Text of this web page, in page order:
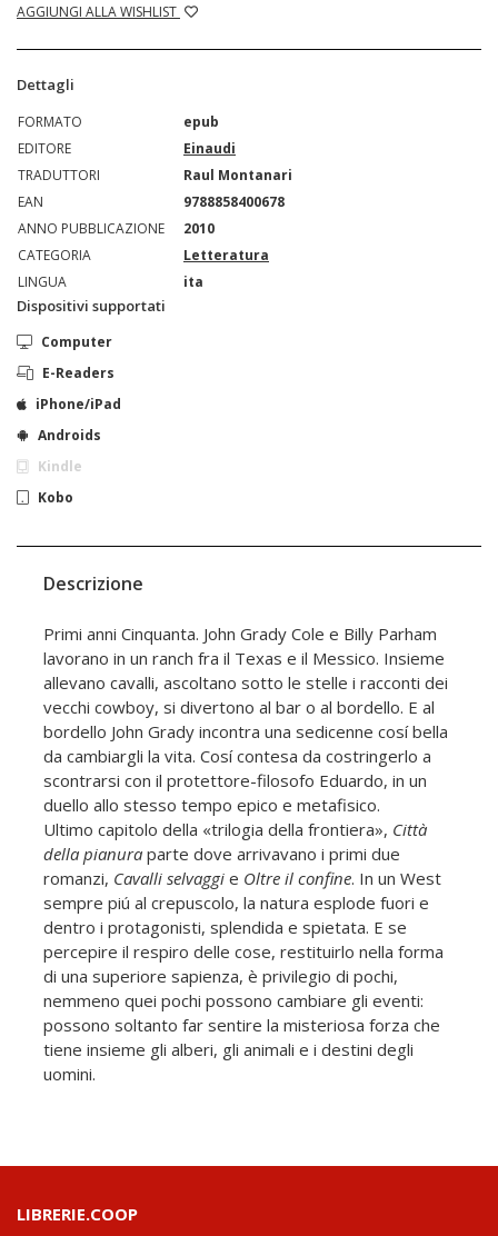
AGGIUNGI ALLA WISHLIST
Dettagli
FORMATO
epub
EDITORE
Einaudi
TRADUTTORI
Raul Montanari
EAN
9788858400678
ANNO PUBBLICAZIONE
2010
CATEGORIA
Letteratura
LINGUA
ita
Dispositivi supportati
Computer
E-Readers
iPhone/iPad
Androids
Kindle
Kobo
Descrizione
Primi anni Cinquanta. John Grady Cole e Billy Parham
lavorano in un ranch fra il Texas e il Messico. Insieme
allevano cavalli, ascoltano sotto le stelle i racconti dei
vecchi cowboy, si divertono al bar o al bordello. E al
bordello John Grady incontra una sedicenne cosí bella
da cambiargli la vita. Cosí contesa da costringerlo a
scontrarsi con il protettore-filosofo Eduardo, in un
duello allo stesso tempo epico e metafisico.
Ultimo capitolo della «trilogia della frontiera», Città
della pianura parte dove arrivavano i primi due
romanzi, Cavalli selvaggi e Oltre il confine. In un West
sempre piú al crepuscolo, la natura esplode fuori e
dentro i protagonisti, splendida e spietata. E se
percepire il respiro delle cose, restituirlo nella forma
di una superiore sapienza, è privilegio di pochi,
nemmeno quei pochi possono cambiare gli eventi:
possono soltanto far sentire la misteriosa forza che
tiene insieme gli alberi, gli animali e i destini degli
uomini.
LIBRERIE.COOP